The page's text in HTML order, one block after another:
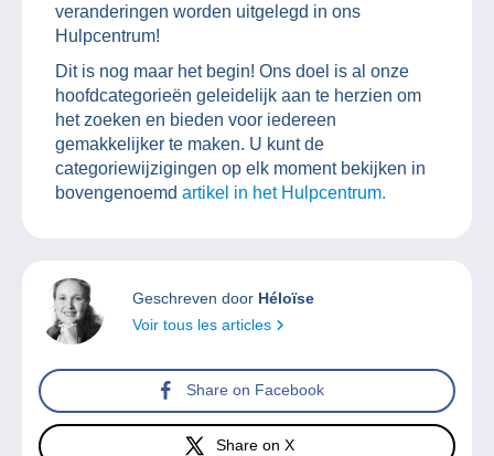
veranderingen worden uitgelegd in ons
Hulpcentrum!
Dit is nog maar het begin! Ons doel is al onze
hoofdcategorieën geleidelijk aan te herzien om
het zoeken en bieden voor iedereen
gemakkelijker te maken. U kunt de
categoriewijzigingen op elk moment bekijken in
bovengenoemd artikel in het Hulpcentrum.
Geschreven door Héloïse
Voir tous les articles
Share on Facebook
Share on X